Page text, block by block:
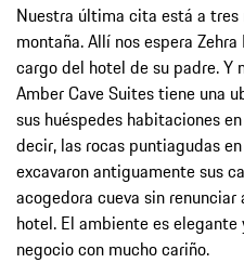
Nuestra última cita está a
montaña. Allí nos espera
cargo del hotel de su padre. Y
Amber Cave Suites tiene una
sus huéspedes habitaciones
decir, las rocas puntiagudas
excavaron antiguamente sus
acogedora cueva sin
hotel. El ambiente es elegante
negocio con mucho cariño.